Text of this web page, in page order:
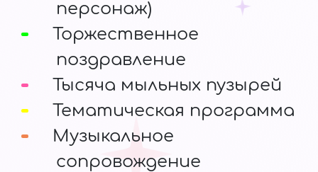
персонаж)
Торжественное
поздравление
Тысяча мыльных пузырей
Тематическая программа
Музыкальное
сопровождение